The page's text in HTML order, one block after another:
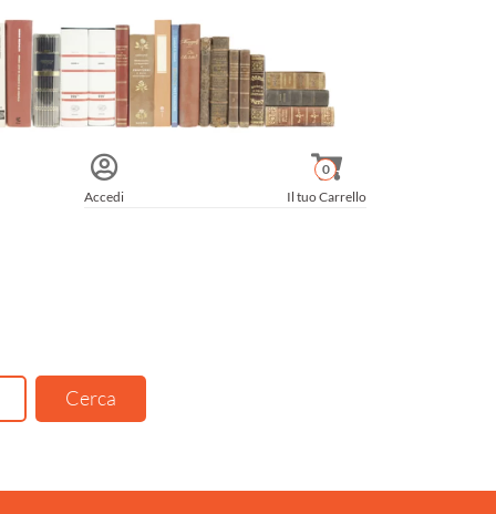
Accedi Il tuo Carrello
0